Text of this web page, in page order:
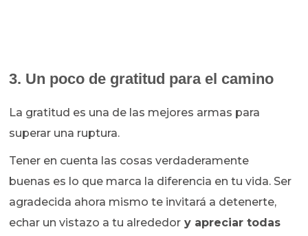
3. Un poco de gratitud para el camino
La gratitud es una de las mejores armas para
superar una ruptura.
Tener en cuenta las cosas verdaderamente
buenas es lo que marca la diferencia en tu vida. Ser
agradecida ahora mismo te invitará a detenerte,
echar un vistazo a tu alrededor y apreciar todas